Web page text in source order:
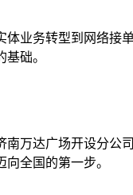
体业务转型到网络接
础。
南万达广场开设分公
向全国的第一步。